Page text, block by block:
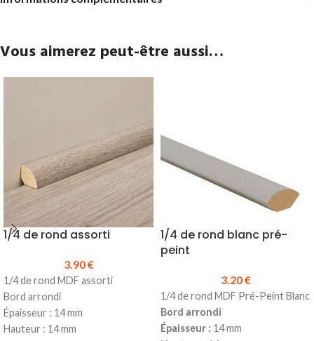
Vous aimerez peut-être aussi…
1/4 de rond assorti
3.90€
1/4 de rond MDF assorti
Bord arrondi
Épaisseur : 14 mm
Hauteur : 14 mm
1/4 de rond blanc pré-
peint
3.20€
1/4 de rond MDF Pré-Peint Blanc
Bord arrondi
Épaisseur : 14 mm